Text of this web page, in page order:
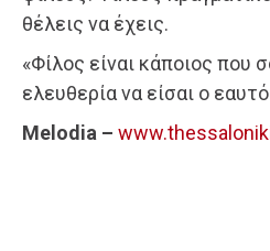
θέλεις να έχεις.
«Φίλος είναι κάποιος που
ελευθερία να είσαι ο
Melodia –